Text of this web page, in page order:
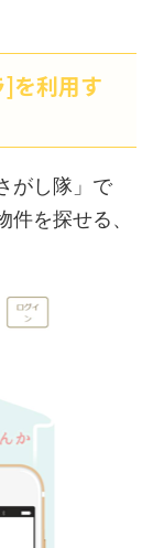
を利用す
がし隊」で
を探せる、